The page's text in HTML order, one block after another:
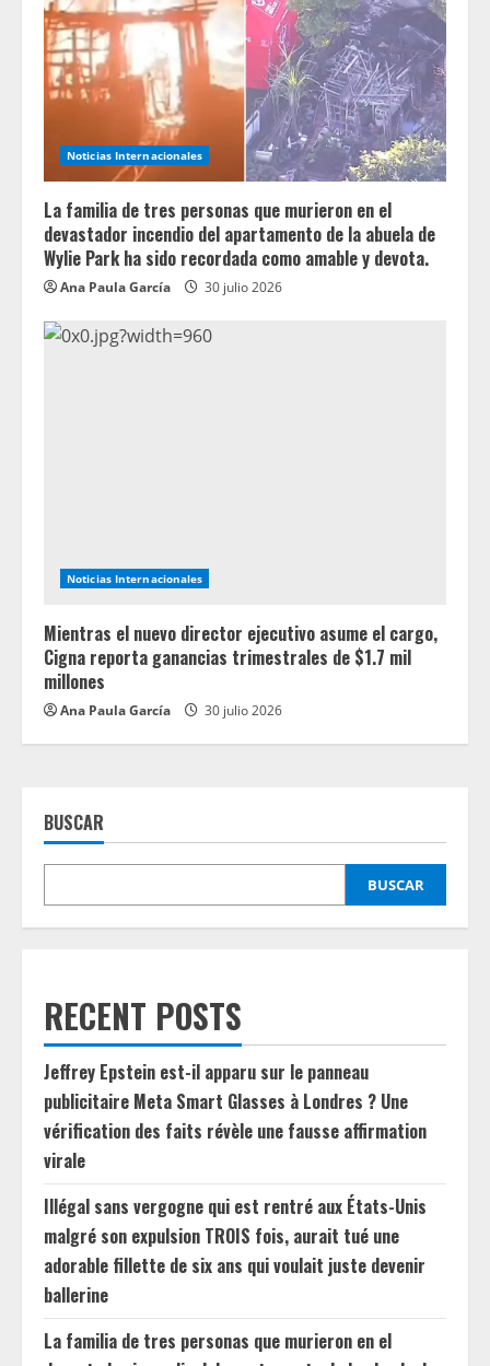
Noticias Internacionales
La familia de tres personas que murieron en el
devastador incendio del apartamento de la abuela de
Wylie Park ha sido recordada como amable y devota.
Ana Paula García 30 julio 2026
Noticias Internacionales
Mientras el nuevo director ejecutivo asume el cargo,
Cigna reporta ganancias trimestrales de $1.7 mil
millones
Ana Paula García 30 julio 2026
BUSCAR
BUSCAR
RECENT POSTS
Jeffrey Epstein est-il apparu sur le panneau
publicitaire Meta Smart Glasses à Londres ? Une
vérification des faits révèle une fausse affirmation
virale
Illégal sans vergogne qui est rentré aux États-Unis
malgré son expulsion TROIS fois, aurait tué une
adorable fillette de six ans qui voulait juste devenir
ballerine
La familia de tres personas que murieron en el